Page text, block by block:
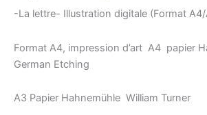
-La lettre- Illustration digitale (Format
Format A4, impression d’art A4 papier
German Etching
A3 Papier Hahnemühle William Turner